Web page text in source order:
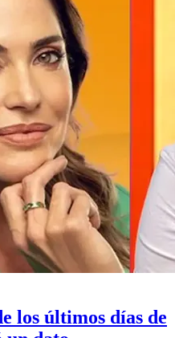
los últimos días de